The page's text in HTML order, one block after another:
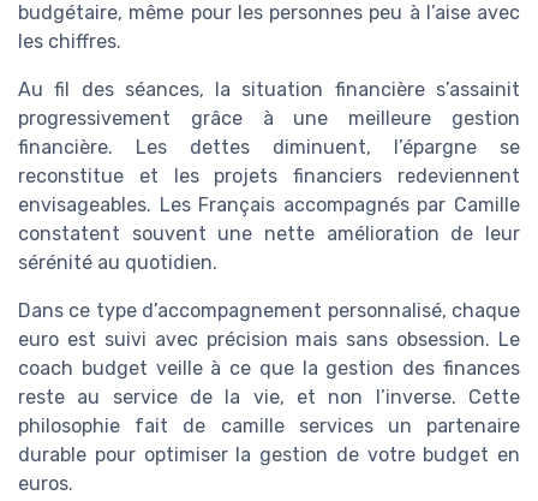
budgétaire, même pour les personnes peu à l’aise avec
les chiffres.
Au fil des séances, la situation financière s’assainit
progressivement grâce à une meilleure gestion
financière. Les dettes diminuent, l’épargne se
reconstitue et les projets financiers redeviennent
envisageables. Les Français accompagnés par Camille
constatent souvent une nette amélioration de leur
sérénité au quotidien.
Dans ce type d’accompagnement personnalisé, chaque
euro est suivi avec précision mais sans obsession. Le
coach budget veille à ce que la gestion des finances
reste au service de la vie, et non l’inverse. Cette
philosophie fait de camille services un partenaire
durable pour optimiser la gestion de votre budget en
euros.